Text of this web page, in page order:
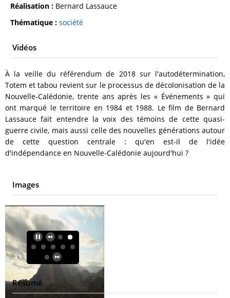
Réalisation : Bernard Lassauce
Thématique : société
Vidéos
À la veille du référendum de 2018 sur l'autodétermination,
Totem et tabou revient sur le processus de décolonisation de la
Nouvelle-Calédonie, trente ans après les « Événements » qui
ont marqué le territoire en 1984 et 1988. Le film de Bernard
Lassauce fait entendre la voix des témoins de cette quasi-
guerre civile, mais aussi celle des nouvelles générations autour
de cette question centrale : qu'en est-il de l'idée
d'indépendance en Nouvelle-Calédonie aujourd'hui ?
Images
Résumé